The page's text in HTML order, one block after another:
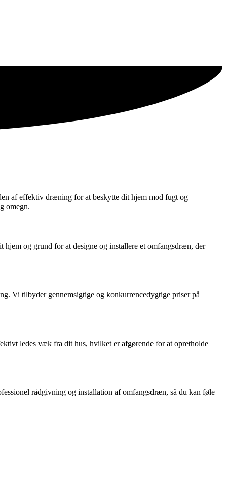
af effektiv dræning for at beskytte dit hjem mod fugt og
omegn.
og grund for at designe og installere et omfangsdræn, der
Vi tilbyder gennemsigtige og konkurrencedygtige priser på
ledes væk fra dit hus, hvilket er afgørende for at opretholde
rådgivning og installation af omfangsdræn, så du kan føle